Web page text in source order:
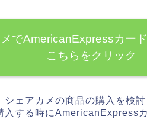
でAmericanExpressカー
こちらをクリック
シェアカメの商品の購入を検
入する時にAmericanExpress